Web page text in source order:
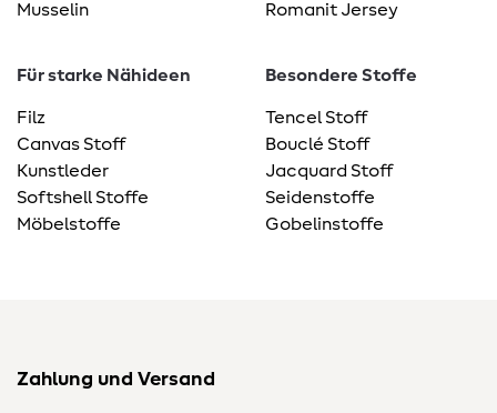
Musselin
Romanit Jersey
Für starke Nähideen
Filz
Canvas Stoff
Kunstleder
Softshell Stoffe
Möbelstoffe
Besondere Stoffe
Tencel Stoff
Bouclé Stoff
Jacquard Stoff
Seidenstoffe
Gobelinstoffe
Zahlung und Versand